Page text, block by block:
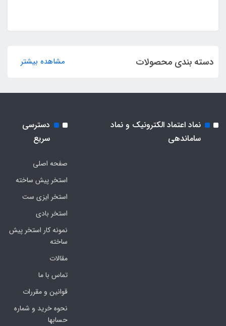
دسته بندی محصولات مشاهده بیشتر
نماد اعتماد الکترونیک و نماد
ساماندهی
دسترسی
سریع
صفحه اصلی
استخر پیش ساخته
استخر ایزی ست
استخر بادی
نمونه کار استخر پیش
ساخته
مقالات
تماس با ما
قوانین و مقررات
نحوه خرید و شماره
حسابها